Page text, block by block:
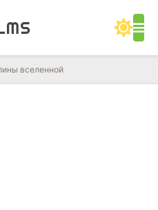
вселенной